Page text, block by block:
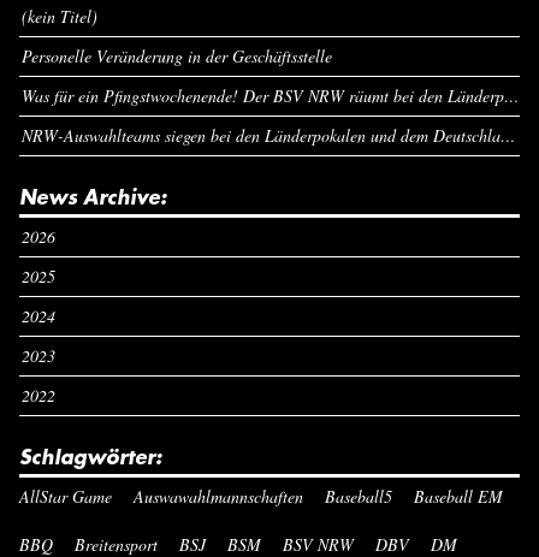
(kein Titel)
Personelle Veränderung in der Geschäftsstelle
Was für ein Pfingstwochenende! Der BSV NRW räumt bei den Länderpokalen ab
NRW-Auswahlteams siegen bei den Länderpokalen und dem Deutschlandcup an Pfingsten
News Archive:
2026
2025
2024
2023
2022
Schlagwörter:
AllStar Game Auswawahlmannschaften Baseball5 Baseball EM
BBQ Breitensport BSJ BSM BSV NRW DBV DM